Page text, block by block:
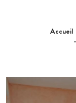
Accueil